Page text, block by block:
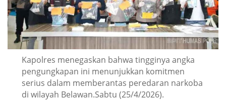
Kapolres menegaskan bahwa tingginya angka
pengungkapan ini menunjukkan komitmen
serius dalam memberantas peredaran narkoba
di wilayah Belawan.Sabtu (25/4/2026).